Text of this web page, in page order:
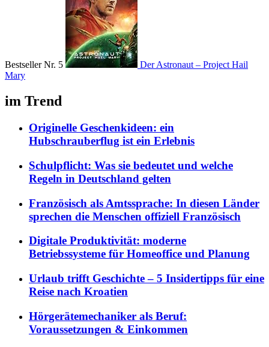
Bestseller Nr. 5
Der Astronaut – Project Hail
Mary
im Trend
Originelle Geschenkideen: ein
Hubschrauberflug ist ein Erlebnis
Schulpflicht: Was sie bedeutet und welche
Regeln in Deutschland gelten
Französisch als Amtssprache: In diesen Länder
sprechen die Menschen offiziell Französisch
Digitale Produktivität: moderne
Betriebssysteme für Homeoffice und Planung
Urlaub trifft Geschichte – 5 Insidertipps für eine
Reise nach Kroatien
Hörgerätemechaniker als Beruf:
Voraussetzungen & Einkommen